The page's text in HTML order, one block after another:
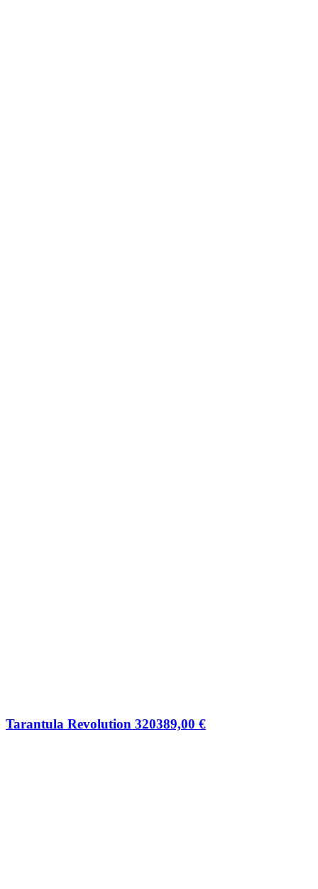
Tarantula Revolution 320389,00 €